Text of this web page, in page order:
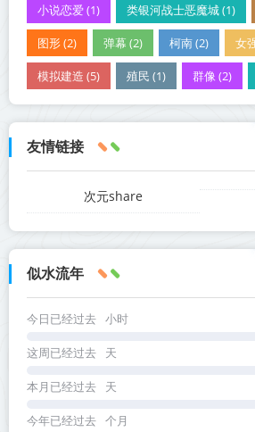
小说恋爱 (1) 类银河战士恶魔城 (1)
图形 (2) 弹幕 (2) 柯南 (2) 女
模拟建造 (5) 殖民 (1) 群像 (2)
友情链接
次元share
似水流年
今日已经过去 小时
这周已经过去 天
本月已经过去 天
今年已经过去 个月